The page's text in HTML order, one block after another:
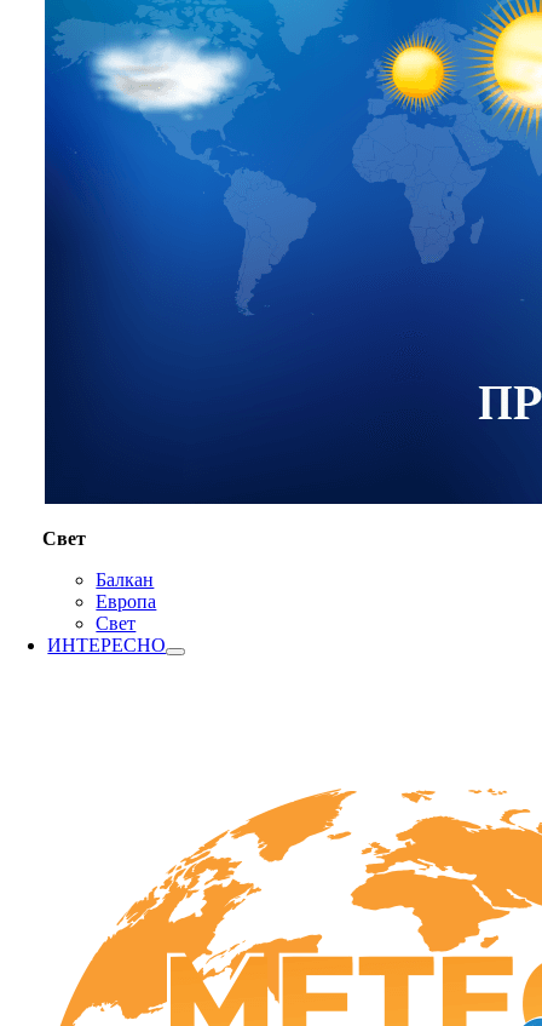
Свет
Балкан
Европа
Свет
ИНТЕРЕСНО